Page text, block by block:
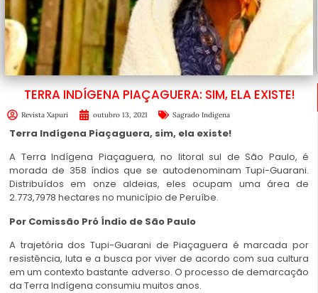
TERRA INDÍGENA PIAÇAGUERA: SIM, ELA EXISTE!
Revista Xapuri outubro 13, 2021 Sagrado Indígena
Terra Indígena Piaçaguera, sim, ela existe!
A Terra Indígena Piaçaguera, no litoral sul de São Paulo, é
morada de 358 índios que se autodenominam Tupi-Guarani.
Distribuídos em onze aldeias, eles ocupam uma área de
2.773,7978 hectares no município de Peruíbe.
Por Comissão Pró Índio de São Paulo
A trajetória dos Tupi-Guarani de Piaçaguera é marcada por
resistência, luta e a busca por viver de acordo com sua cultura
em um contexto bastante adverso. O processo de demarcação
da Terra Indígena consumiu muitos anos.